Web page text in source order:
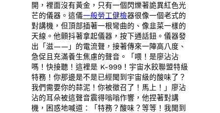
開，裡面沒有黃金，只有一個閃爍著詭異紅色光
芒的儀器。這儀一般勞工健檢器很像一個老式的
對講機，但頂部插著一根彎曲的、像韭菜一樣的
天線。他顫抖著拿起儀器，按下通話鈕。儀器發
出「滋——」的電流聲，接著傳來一陣高八度、
急促且充滿養生焦慮的聲音。「喂！是廖沾沾
嗎！快接聽！這裡是 K-999！宇宙水餃聯盟特級
特務！你那邊是不是已經聞到宇宙級的酸味了？
我們需要你的蒜泥！你被徵召了！馬上！」廖沾
沾的耳朵被這聲音震得嗡嗡作響，他捏著對講
機，困惑地喊道：「特務？酸味？等等！我聞到